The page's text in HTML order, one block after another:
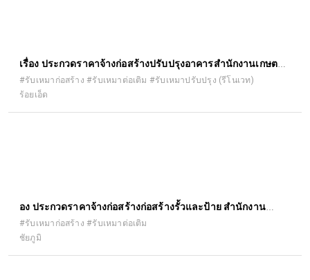
เรื่อง ประกวดราคาจ้างก่อสร้างปรับปรุงอาคารสำนักงานเกษตร
อำเภอจตุรพักตรพิมาน ตำบลหัวช้าง อำเภอจตุรพักตรพิมาน
จังหวัดร้อยเอ็ด ด้วยวิธีประกวดราคาอิเล็กทรอนิกส์ (e-bidding)
#รับเหมาก่อสร้าง #รับเหมาต่อเติม #รับเหมาปรับปรุง (รีโนเวท)
ร้อยเอ็ด
ื่อง ประกวดราคาจ้างก่อสร้างก่อสร้างรั้วและป้าย สำนักงาน
เกษตรอำเภอคอนสาร ตำบลคอนสาร อำเภอคอนสาร จังหวัด
ชัยภูมิ ๑ แห่ง ด้วยวิธีประกวดราคาอิเล็กทรอนิกส์ (e-bidding)
#รับเหมาก่อสร้าง #รับเหมาต่อเติม
ชัยภูมิ